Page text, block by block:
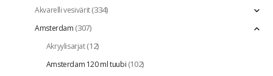
Akvarelli vesivärit(334)
Amsterdam(307)
Akryylisarjat(12)
Amsterdam 120 ml tuubi(102)